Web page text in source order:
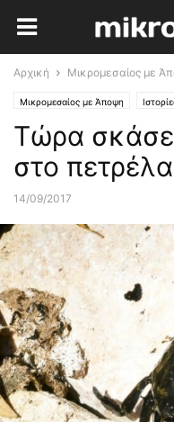
Αρχική Μικρομεσαίος με
Μικρομεσαίος με Άποψη
Τώρα
στο
14/09/2017